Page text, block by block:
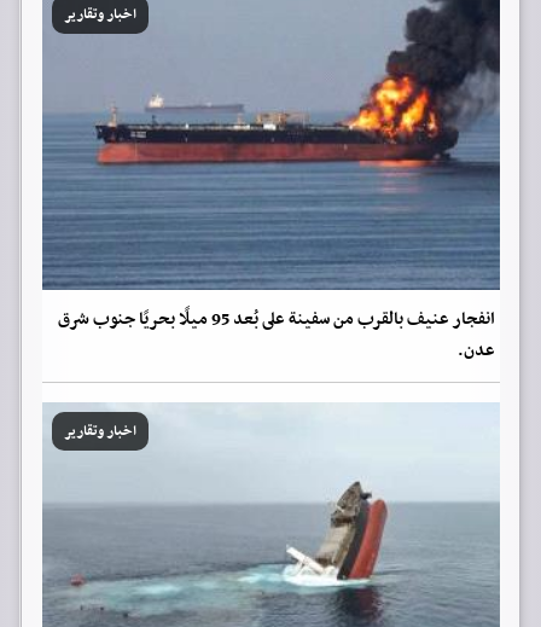
اخبار وتقارير
انفجار عنيف بالقرب من سفينة على بُعد 95 ميلًا بحريًا جنوب شرق
عدن.
اخبار وتقارير